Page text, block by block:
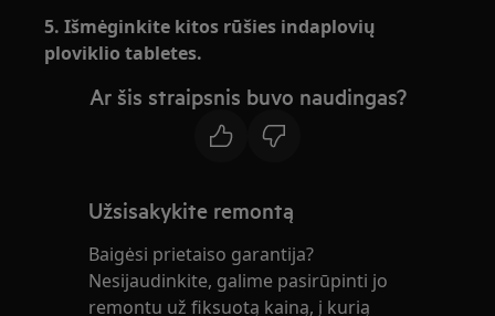
5. Išmėginkite kitos rūšies indaplovių
ploviklio tabletes.
Ar šis straipsnis buvo naudingas?
Užsisakykite remontą
Baigėsi prietaiso garantija?
Nesijaudinkite, galime pasirūpinti jo
remontu už fiksuotą kainą, į kurią